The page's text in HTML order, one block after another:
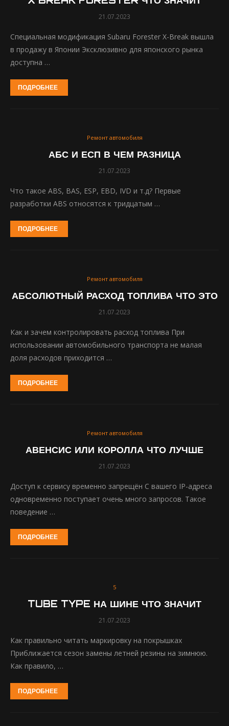
21.07.2023
Специальная модификация Subaru Forester X-Break вышла
в продажу в Японии Эксклюзивно для японского рынка
доступна …
ПОДРОБНЕЕ
Ремонт автомобиля
АБС И ЕСП В ЧЕМ РАЗНИЦА
21.07.2023
Что такое ABS, BAS, ESP, EBD, IVD и т.д? Первые
разработки ABS относятся к тридцатым …
ПОДРОБНЕЕ
Ремонт автомобиля
АБСОЛЮТНЫЙ РАСХОД ТОПЛИВА ЧТО ЭТО
21.07.2023
Как и зачем контролировать расход топлива При
использовании автомобильного транспорта не малая
доля расходов приходится …
ПОДРОБНЕЕ
Ремонт автомобиля
АВЕНСИС ИЛИ КОРОЛЛА ЧТО ЛУЧШЕ
21.07.2023
Доступ к сервису временно запрещён С вашего IP-адреса
одновременно поступает очень много запросов. Такое
поведение …
ПОДРОБНЕЕ
5
TUBE TYPE НА ШИНЕ ЧТО ЗНАЧИТ
21.07.2023
Как правильно читать маркировку на покрышках
Приближается сезон замены летней резины на зимнюю.
Как правило, …
ПОДРОБНЕЕ